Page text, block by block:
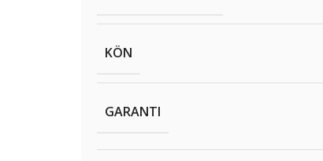
KÖN
GARANTI